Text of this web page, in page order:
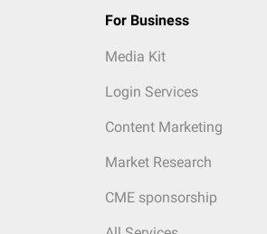
For Business
Media Kit
Login Services
Content Marketing
Market Research
CME sponsorship